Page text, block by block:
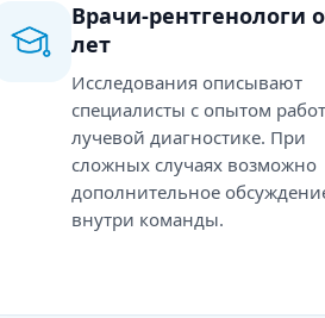
Врачи-рентгенологи
лет
Исследования описывают
специалисты с опытом
лучевой диагностике. При
сложных случаях возможно
дополнительное
внутри команды.